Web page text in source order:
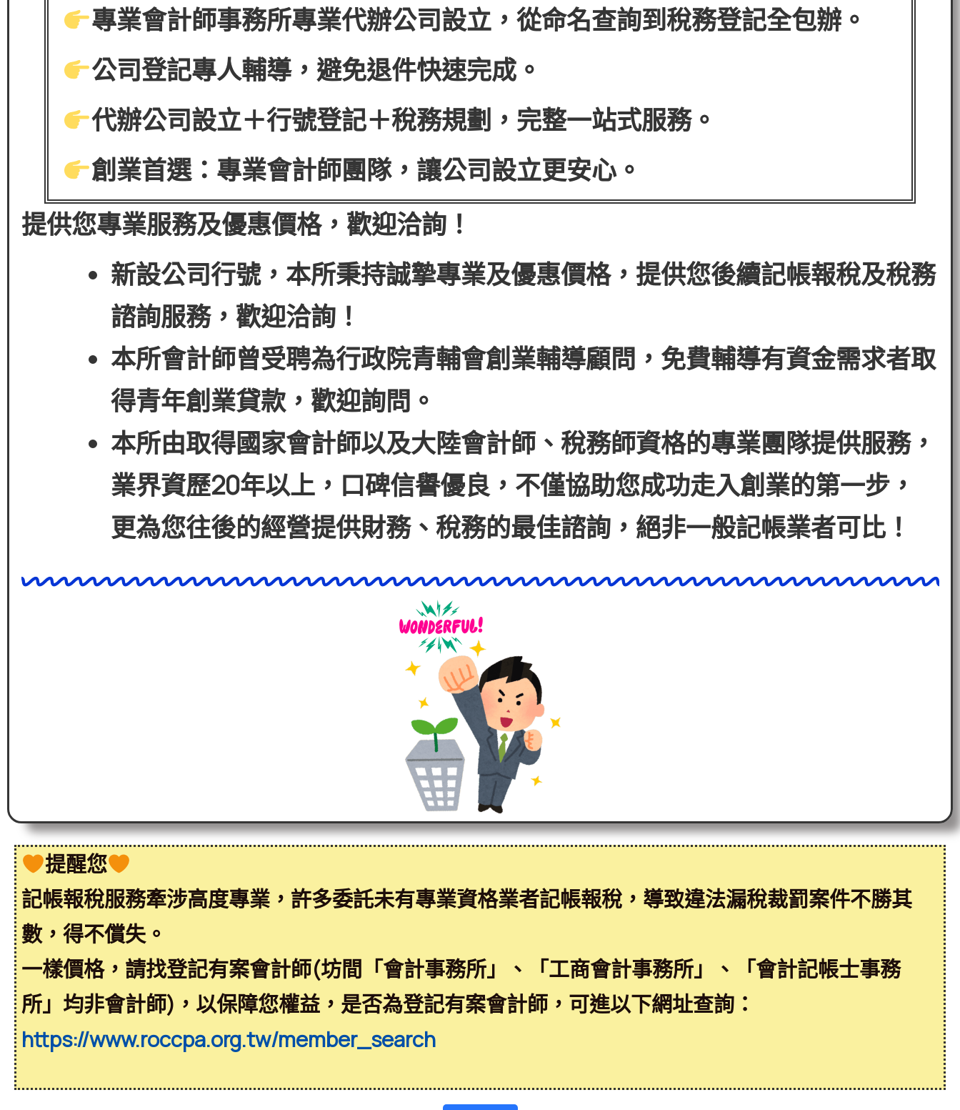
專業會計師事務所專業代辦公司設立，從命名查詢到稅務登記全包辦。
公司登記專人輔導，避免退件快速完成。
代辦公司設立＋行號登記＋稅務規劃，完整一站式服務。
創業首選：專業會計師團隊，讓公司設立更安心。
提供您專業服務及優惠價格，歡迎洽詢！
新設公司行號，本所秉持誠摯專業及優惠價格，提供您後續記帳報稅及稅務
諮詢服務，歡迎洽詢！
本所會計師曾受聘為行政院青輔會創業輔導顧問，免費輔導有資金需求者取
得青年創業貸款，歡迎詢問。
本所由取得國家會計師以及大陸會計師、稅務師資格的專業團隊提供服務，
業界資歷20年以上，口碑信譽優良，不僅協助您成功走入創業的第一步，
更為您往後的經營提供財務、稅務的最佳諮詢，絕非一般記帳業者可比！
提醒您
記帳報稅服務牽涉高度專業，許多委託未有專業資格業者記帳報稅，導致違法漏稅裁罰案件不勝其
數，得不償失。
一樣價格，請找登記有案會計師(坊間「會計事務所」、「工商會計事務所」、「會計記帳士事務
所」均非會計師)，以保障您權益，是否為登記有案會計師，可進以下網址查詢：
https://www.roccpa.org.tw/member_search